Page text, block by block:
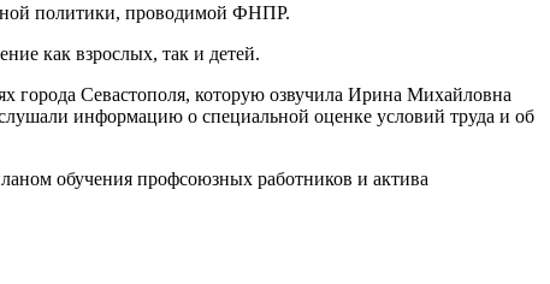
политики, проводимой ФНПР.
как взрослых, так и детей.
города Севастополя, которую озвучила Ирина Михайловна
информацию о специальной оценке условий труда и об
обучения профсоюзных работников и актива